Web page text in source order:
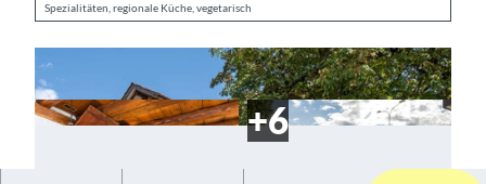
Spezialitäten, regionale Küche, vegetarisch